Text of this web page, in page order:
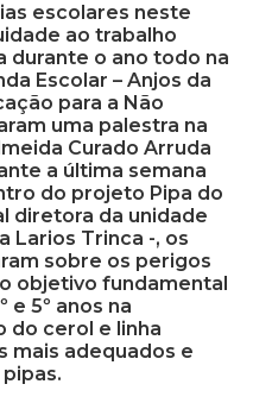
escolares neste
ao trabalho
durante o ano todo na
Escolar – Anjos da
para a Não
uma palestra na
Curado Arruda
a última semana
do projeto Pipa do
diretora da unidade
Larios Trinca -, os
sobre os perigos
objetivo fundamental
e 5º anos na
do cerol e linha
mais adequados e